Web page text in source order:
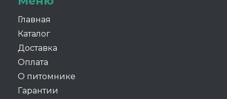
Главная
Каталог
Доставка
Оплата
О питомнике
Гарантии